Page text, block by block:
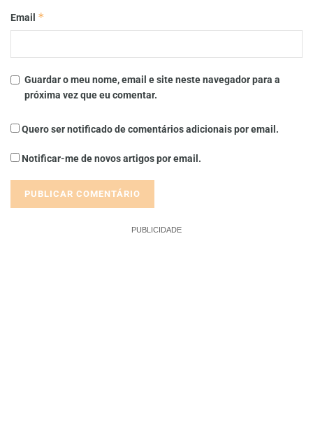
Email *
Guardar o meu nome, email e site neste navegador para a
próxima vez que eu comentar.
Quero ser notificado de comentários adicionais por email.
Notificar-me de novos artigos por email.
PUBLICIDADE